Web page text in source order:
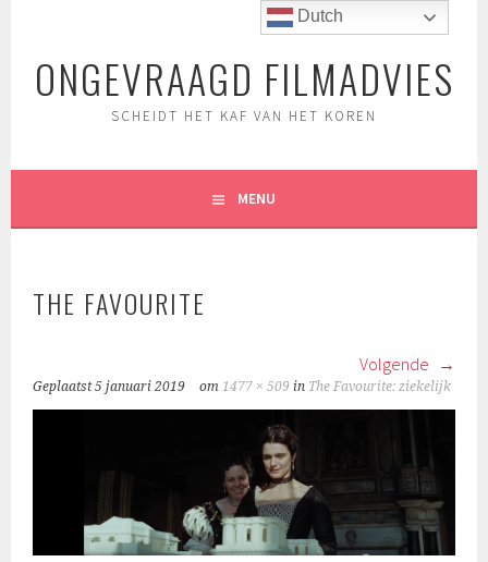
inhoudONGEVRAAGD FILMADVIES
SCHEIDT HET KAF VAN HET KOREN
MENU
THE FAVOURITE
Volgende
Geplaatst5 januari 2019 om1477 × 509 in The Favourite: ziekelijk
Dutch